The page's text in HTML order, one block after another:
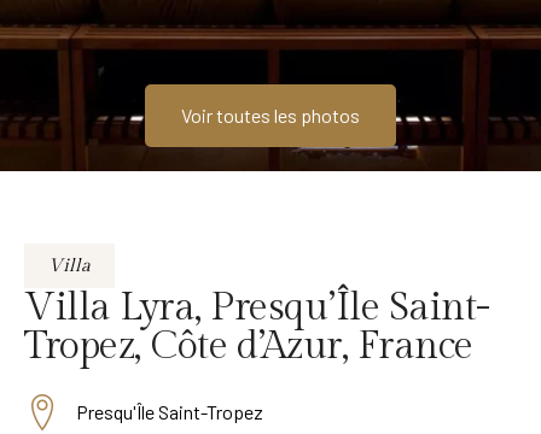
Voir toutes les photos
Villa
Villa Lyra, Presqu’Île Saint-
Tropez, Côte d’Azur, France
Presqu'Île Saint-Tropez